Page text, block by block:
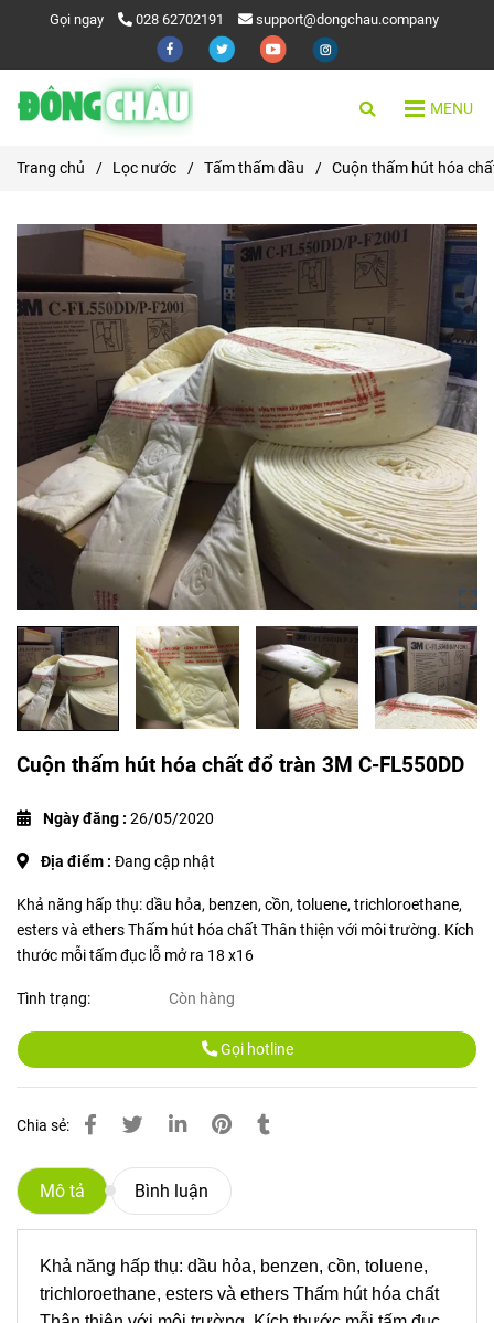
Gọi ngay 028 62702191 support@dongchau.company
MENU
Trang chủ / Lọc nước / Tấm thấm dầu / Cuộn thấm hút hóa
Cuộn thấm hút hóa chất đổ tràn 3M C-FL550DD
Ngày đăng : 26/05/2020
Địa điểm : Đang cập nhật
Khả năng hấp thụ: dầu hỏa, benzen, cồn, toluene, trichloroethane,
esters và ethers Thấm hút hóa chất Thân thiện với môi trường. Kích
thước mỗi tấm đục lỗ mở ra 18 x16
Tình trạng: Còn hàng
Gọi hotline
Chia sẻ:
Mô tả Bình luận
Khả năng hấp thụ: dầu hỏa, benzen, cồn, toluene,
trichloroethane, esters và ethers Thấm hút hóa chất